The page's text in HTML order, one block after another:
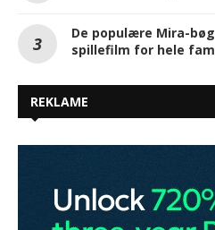
De populære Mira-
spillefilm for hele
REKLAME